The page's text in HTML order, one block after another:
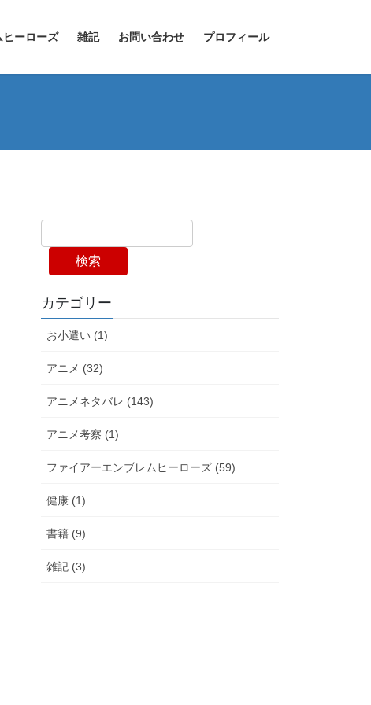
ヒーローズ 雑記 お問い合わせ プロフィール
検索
カテゴリー
お小遣い (1)
アニメ (32)
アニメネタバレ (143)
アニメ考察 (1)
ファイアーエンブレムヒーローズ (59)
健康 (1)
書籍 (9)
雑記 (3)